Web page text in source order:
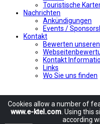
Touristische
Nachrichten
Ankündigungen
Events /
Kontakt
Bewerten
Kontakt
Links
Wo Sie uns finden
Cookies allow a number of
www.e-ktel.com. Using this
according